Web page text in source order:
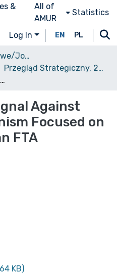
&
All of
AMUR
Statistics
Log In EN PL
Czasopisma naukowe/Journals
Przegląd Strategiczny, 2019, nr 12
Mega FTA as a Signal Against Trade Protectionism Focused on the EU and Japan FTA
Against
Focused on
FTA
KB)